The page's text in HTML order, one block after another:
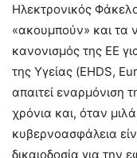
Ηλεκτρονικός
«ακουμπούν» και τα
κανονισμός της ΕΕ
της Υγείας (EHDS,
απαιτεί εναρμόνιση
χρόνια και, όταν
κυβερνοασφάλεια
δικαιοδοσία για